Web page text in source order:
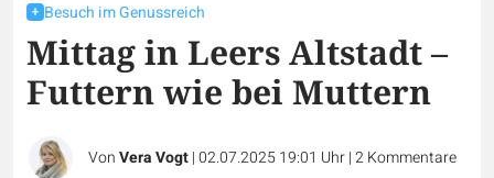
Besuch im Genussreich
Mittag in Leers Altstadt –
Futtern wie bei Muttern
VonVera Vogt|02.07.2025 19:01 Uhr|2Kommentare